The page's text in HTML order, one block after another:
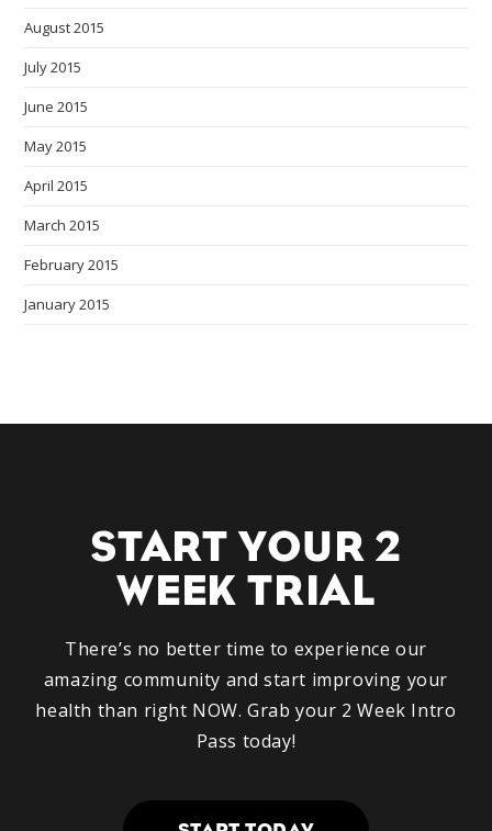
August 2015
July 2015
June 2015
May 2015
April 2015
March 2015
February 2015
January 2015
START YOUR 2
WEEK TRIAL
There’s no better time to experience our
amazing community and start improving your
health than right NOW. Grab your 2 Week Intro
Pass today!